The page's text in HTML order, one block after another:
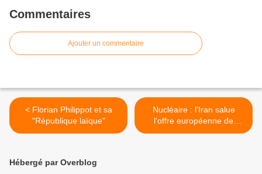
Commentaires
Ajouter un commentaire
< Florian Philippot et sa
"République laïque"
Nucléaire : l'Iran salue
l'offre européenne de
reprise des négociations >
Hébergé par Overblog